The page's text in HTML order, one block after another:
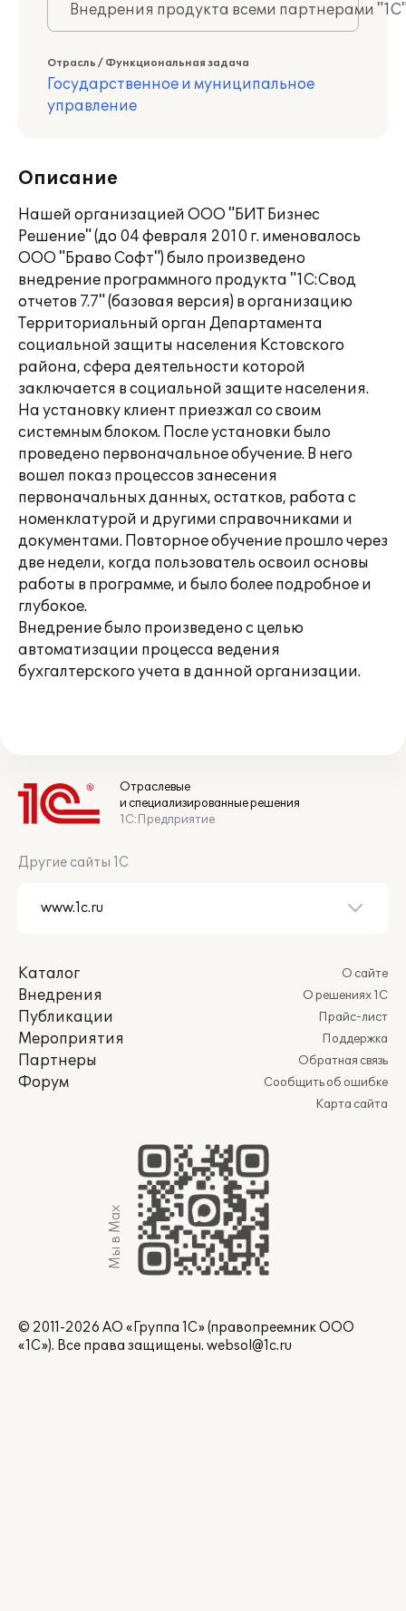
Внедрения продукта всеми партнерами
Отрасль / Функциональная задача
Государственное и муниципальное
управление
Описание
Нашей организацией ООО "БИТ Бизнес
Решение" (до 04 февраля 2010 г. именовалось
ООО "Браво Софт") было произведено
внедрение программного продукта "1С:Свод
отчетов 7.7" (базовая версия) в организацию
Территориальный орган Департамента
социальной защиты населения Кстовского
района, сфера деятельности которой
заключается в социальной защите населения.
На установку клиент приезжал со своим
системным блоком. После установки было
проведено первоначальное обучение. В него
вошел показ процессов занесения
первоначальных данных, остатков, работа с
номенклатурой и другими справочниками и
документами. Повторное обучение прошло через
две недели, когда пользователь освоил основы
работы в программе, и было более подробное и
глубокое.
Внедрение было произведено с целью
автоматизации процесса ведения
бухгалтерского учета в данной организации.
Отраслевые
и специализированные решения
1С:Предприятие
Другие сайты 1С
Каталог
Внедрения
Публикации
Мероприятия
Партнеры
Форум
О сайте
О решениях 1С
Прайс-лист
Поддержка
Обратная связь
Сообщить об ошибке
Карта сайта
Мы в Max
© 2011-2026 АО «Группа 1С» (правопреемник ООО
«1С»). Все права защищены. websol@1c.ru